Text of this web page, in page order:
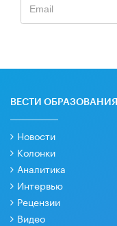
ВЕСТИ ОБРАЗОВАНИЯ
Новости
Колонки
Аналитика
Интервью
Рецензии
Видео